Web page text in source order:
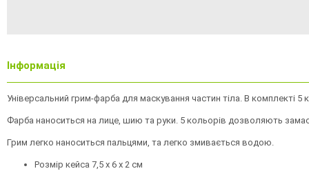
Інформація
Універсальний грим-фарба для маскування частин тіла. В комплекті
Фарба наноситься на лице, шию та руки. 5 кольорів дозволяють
Грим легко наноситься пальцями, та легко змивається водою.
Розмір кейса 7,5 х 6 х 2 см